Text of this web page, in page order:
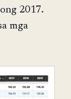
2017.
mga